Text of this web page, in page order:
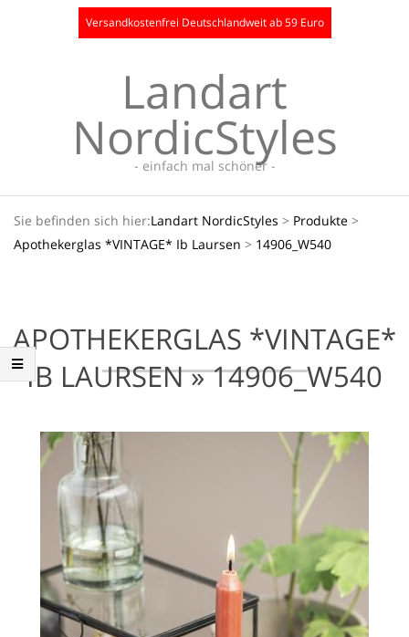
Versandkostenfrei Deutschlandweit ab 59 Euro
Landart
NordicStyles
- einfach mal schöner -
Navigation
Menu
Sie befinden sich hier:Landart NordicStyles > Produkte >
Apothekerglas *VINTAGE* Ib Laursen > 14906_W540
APOTHEKERGLAS *VINTAGE*
IB LAURSEN »14906_W540